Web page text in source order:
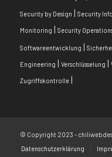
Security by Design | Security
Monitoring | Security
Softwareentwicklung |
Engineering | Verschlüsselung |
Zugriffskontrolle|
© Copyright 2023 -
Datenschutzerklärung